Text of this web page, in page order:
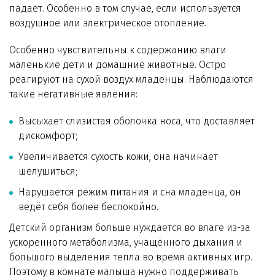
падает. Особенно в том случае, если используется
воздушное или электрическое отопление.
Особенно чувствительны к содержанию влаги
маленькие дети и домашние животные. Остро
реагируют на сухой воздух младенцы. Наблюдаются
такие негативные явления:
Высыхает слизистая оболочка носа, что доставляет
дискомфорт;
Увеличивается сухость кожи, она начинает
шелушиться;
Нарушается режим питания и сна младенца, он
ведёт себя более беспокойно.
Детский организм больше нуждается во влаге из-за
ускоренного метаболизма, учащённого дыхания и
большого выделения тепла во время активных игр.
Поэтому в комнате малыша нужно поддерживать